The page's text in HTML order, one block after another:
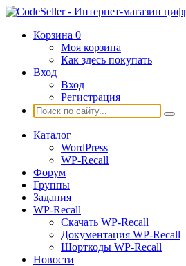
Корзина 0
Моя корзина
Как здесь покупать
Вход
Вход
Регистрация
Каталог
WordPress
WP-Recall
Форум
Группы
Задания
WP-Recall
Скачать WP-Recall
Документация WP-Recall
Шорткоды WP-Recall
Новости